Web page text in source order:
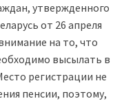
утвержденного
от 26 апреля
на то, что
высылать в
регистрации не
пенсии, поэтому,